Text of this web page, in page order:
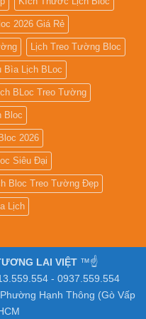
2026 Giá Rẻ
Lịch Treo Tường Bloc
Bìa Lịch BLoc
BLoc Treo Tường
Bloc
2026
Siêu Đại
Bloc Treo Tường Đẹp
Lịch
LAI VIỆT ™☝️
- 0937.559.554
Hạnh Thông (Gò Vấp